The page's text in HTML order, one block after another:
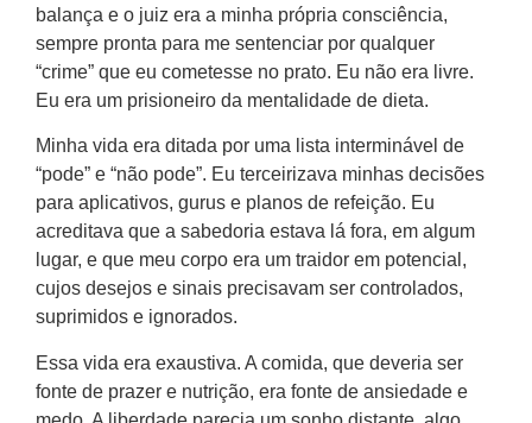
balança e o juiz era a minha própria consciência,
sempre pronta para me sentenciar por qualquer
“crime” que eu cometesse no prato. Eu não era livre.
Eu era um prisioneiro da mentalidade de dieta.
Minha vida era ditada por uma lista interminável de
“pode” e “não pode”. Eu terceirizava minhas decisões
para aplicativos, gurus e planos de refeição. Eu
acreditava que a sabedoria estava lá fora, em algum
lugar, e que meu corpo era um traidor em potencial,
cujos desejos e sinais precisavam ser controlados,
suprimidos e ignorados.
Essa vida era exaustiva. A comida, que deveria ser
fonte de prazer e nutrição, era fonte de ansiedade e